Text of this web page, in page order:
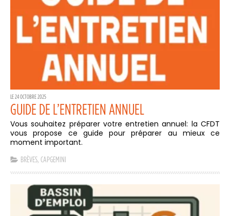
LE 24 OCTOBRE 2025
GUIDE DE L’ENTRETIEN ANNUEL
Vous souhaitez préparer votre entretien annuel: la CFDT
vous propose ce guide pour préparer au mieux ce
moment important.
BRÈVES CAPGEMINI